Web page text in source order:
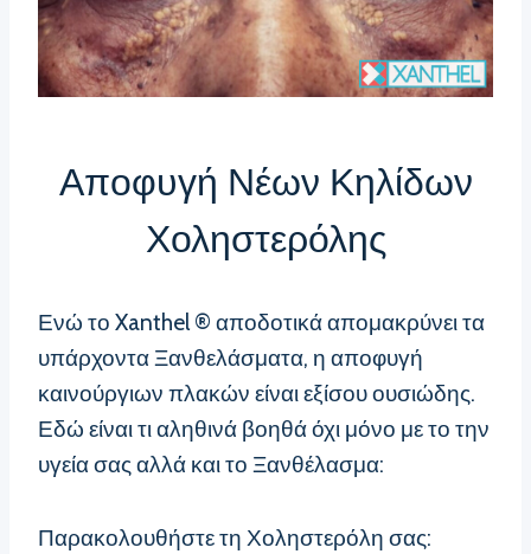
Αποφυγή Νέων Κηλίδων
Χοληστερόλης
Ενώ το Xanthel ® αποδοτικά απομακρύνει τα
υπάρχοντα Ξανθελάσματα, η αποφυγή
καινούργιων πλακών είναι εξίσου ουσιώδης.
Εδώ είναι τι αληθινά βοηθά όχι μόνο με το την
υγεία σας αλλά και το Ξανθέλασμα:
Παρακολουθήστε τη Χοληστερόλη σας: